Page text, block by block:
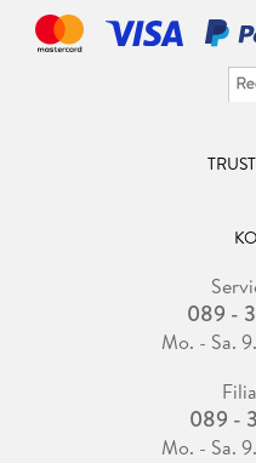
089 -
Mo. - Sa.
089 -
Mo. - Sa.